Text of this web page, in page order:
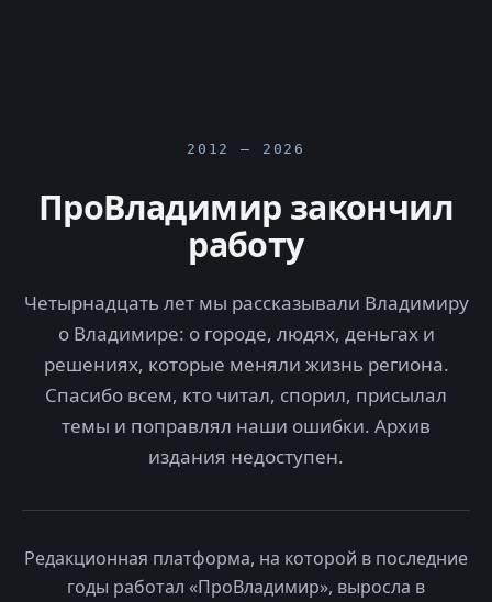
2012 — 2026
ПроВладимир закончил
работу
Четырнадцать лет мы рассказывали Владимиру
о Владимире: о городе, людях, деньгах и
решениях, которые меняли жизнь региона.
Спасибо всем, кто читал, спорил, присылал
темы и поправлял наши ошибки. Архив
издания недоступен.
Редакционная платформа, на которой в последние
годы работал «ПроВладимир», выросла в